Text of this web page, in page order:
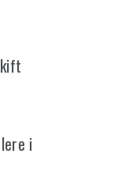
i